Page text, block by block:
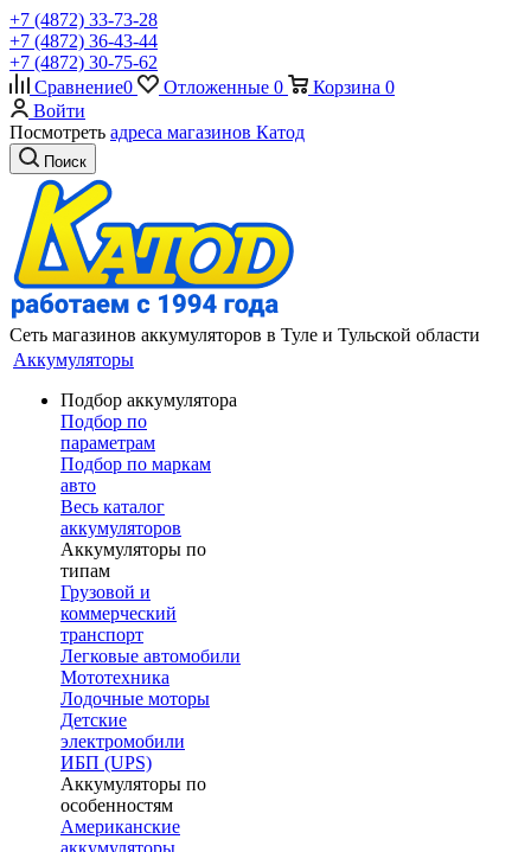
+7 (4872) 33-73-28
+7 (4872) 36-43-44
+7 (4872) 30-75-62
Сравнение0 Отложенные 0 Корзина 0
Войти
Посмотреть адреса магазинов Катод
Поиск
Сеть магазинов аккумуляторов в Туле и Тульской области
Аккумуляторы
Подбор аккумулятора
Подбор по
параметрам
Подбор по маркам
авто
Весь каталог
аккумуляторов
Аккумуляторы по
типам
Грузовой и
коммерческий
транспорт
Легковые автомобили
Мототехника
Лодочные моторы
Детские
электромобили
ИБП (UPS)
Аккумуляторы по
особенностям
Американские
аккумуляторы